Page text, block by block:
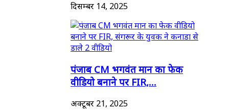
दिसम्बर 14, 2025
पंजाब CM भगवंत मान का फेक
वीडियो बनाने पर FIR,...
अक्टूबर 21, 2025